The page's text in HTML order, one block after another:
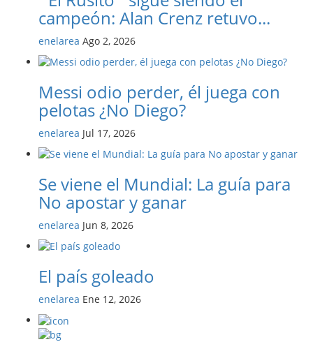
campeón: Alan Crenz retuvo...
enelarea Ago 2, 2026
Messi odio perder, él juega con
pelotas ¿No Diego?
enelarea Jul 17, 2026
Se viene el Mundial: La guía para
No apostar y ganar
enelarea Jun 8, 2026
El país goleado
enelarea Ene 12, 2026